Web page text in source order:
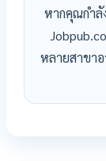
หากคุณกำ
หลายสาขา